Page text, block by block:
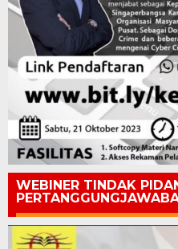
WEBINER TINDAK